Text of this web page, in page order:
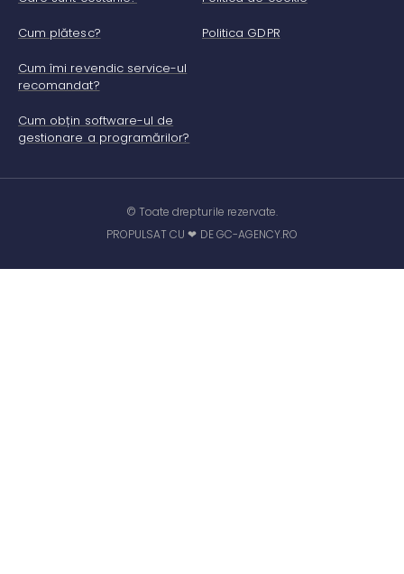
Cum plătesc?
Cum îmi revendic service-ul
recomandat?
Cum obțin software-ul de
gestionare a programărilor?
Politica GDPR
© Toate drepturile rezervate.
PROPULSAT CU ❤ DE GC-AGENCY.RO